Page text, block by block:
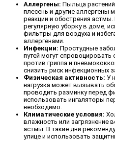
Аллергены: Пыльца
плесень и другие аллергены
реакции и обострения
регулярную уборку в доме,
фильтры для воздуха и
аллергенами.
Инфекции: Простудные
путей могут
против гриппа и
снизить риск инфекционных
Физическая активность: У
нагрузка может вызывать
проводить разминку перед
использовать ингаляторы
необходимо.
Климатические условия:
влажность или загрязнение
астмы. В такие дни
улице и использовать